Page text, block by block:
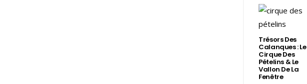
Trésors Des
Calanques : Le
Cirque Des
Pételins & Le
Vallon De La
Fenêtre